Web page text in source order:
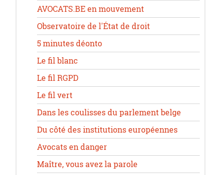
AVOCATS.BE en mouvement
Observatoire de l'État de droit
5 minutes déonto
Le fil blanc
Le fil RGPD
Le fil vert
Dans les coulisses du parlement belge
Du côté des institutions européennes
Avocats en danger
Maître, vous avez la parole